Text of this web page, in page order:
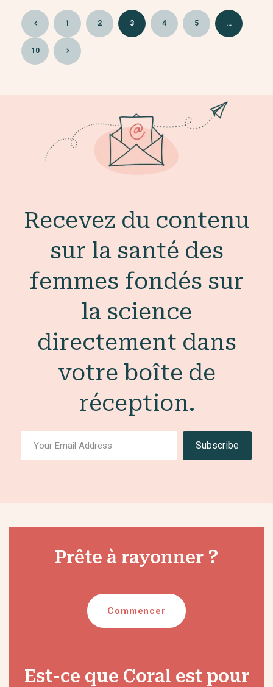
1 2 3 4 5 …
10
Recevez du contenu
sur la santé des
femmes fondés sur
la science
directement dans
votre boîte de
réception.
Prête à rayonner ?
Commencer
Est-ce que Coral est pour